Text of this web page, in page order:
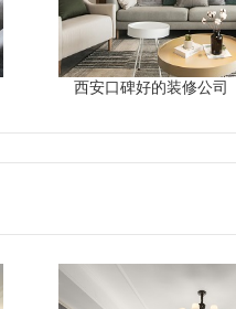
西安口碑好的装修公司